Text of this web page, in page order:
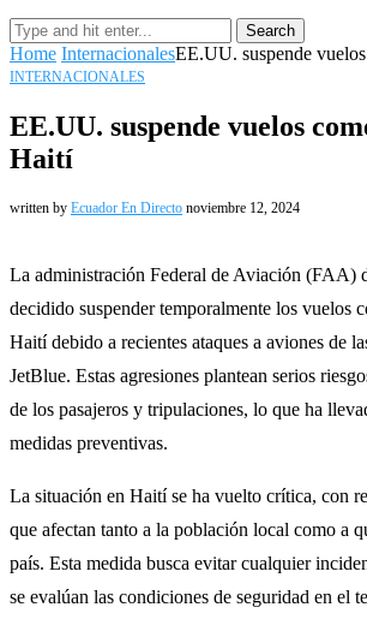
Search
Home InternacionalesEE.UU. suspende
INTERNACIONALES
EE.UU. suspende vuelos
Haití
written by Ecuador En Directo noviembre 12, 2024
La administración Federal de Aviación (FAA)
decidido suspender temporalmente los vuelos
Haití debido a recientes ataques a aviones de
JetBlue. Estas agresiones plantean serios
de los pasajeros y tripulaciones, lo que ha
medidas preventivas.
La situación en Haití se ha vuelto crítica, con
que afectan tanto a la población local como a
país. Esta medida busca evitar cualquier
se evalúan las condiciones de seguridad en el